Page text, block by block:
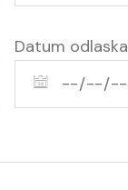
Datum odlaska